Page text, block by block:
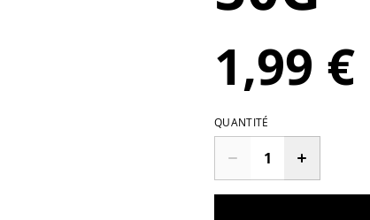
1,99 €
QUANTITÉ